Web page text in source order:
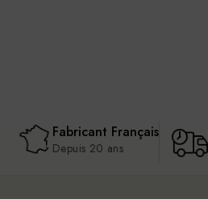
Fabricant Français
Depuis 20 ans